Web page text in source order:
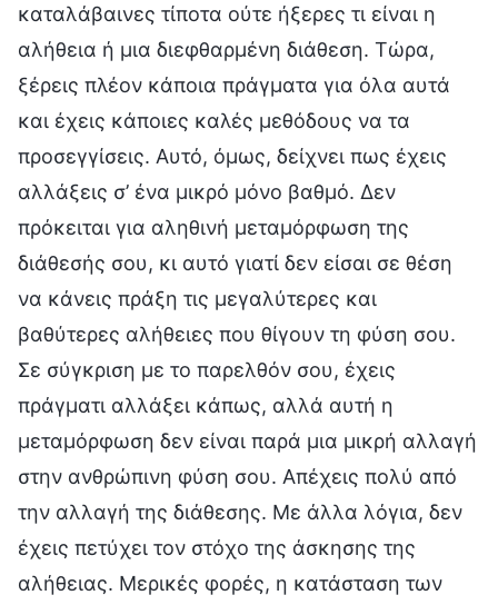
καταλάβαινες τίποτα ούτε ήξερες τι είναι η
αλήθεια ή μια διεφθαρμένη διάθεση. Τώρα,
ξέρεις πλέον κάποια πράγματα για όλα αυτά
και έχεις κάποιες καλές μεθόδους να τα
προσεγγίσεις. Αυτό, όμως, δείχνει πως έχεις
αλλάξεις σ’ ένα μικρό μόνο βαθμό. Δεν
πρόκειται για αληθινή μεταμόρφωση της
διάθεσής σου, κι αυτό γιατί δεν είσαι σε θέση
να κάνεις πράξη τις μεγαλύτερες και
βαθύτερες αλήθειες που θίγουν τη φύση σου.
Σε σύγκριση με το παρελθόν σου, έχεις
πράγματι αλλάξει κάπως, αλλά αυτή η
μεταμόρφωση δεν είναι παρά μια μικρή αλλαγή
στην ανθρώπινη φύση σου. Απέχεις πολύ από
την αλλαγή της διάθεσης. Με άλλα λόγια, δεν
έχεις πετύχει τον στόχο της άσκησης της
αλήθειας. Μερικές φορές, η κατάσταση των